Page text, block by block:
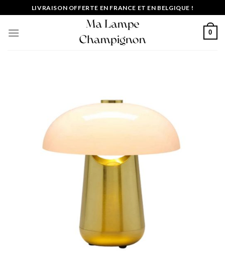
au
contenu
LIVRAISON OFFERTE EN FRANCE ET EN BELGIQUE !
0